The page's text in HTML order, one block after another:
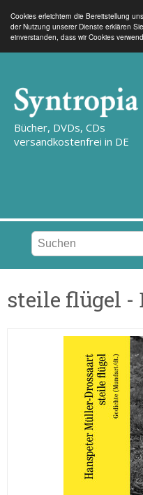
Cookies erleichtern die Bereitstellung
der Nutzung unserer Dienste erklären
einverstanden, dass wir Cookies
Bücher, DVDs, CDs
versandkostenfrei in DE
steile flügel -